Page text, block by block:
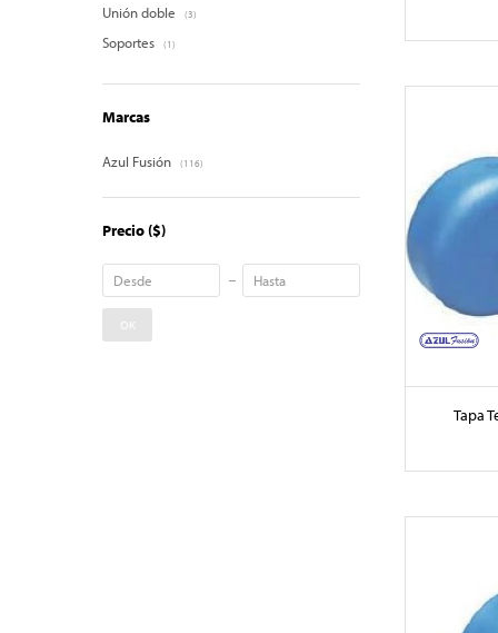
Tapa
Unión doble (3)
Soportes (1)
Marcas
Azul Fusión (116)
Precio($)
OK